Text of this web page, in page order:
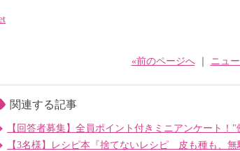
«前のページへ｜ ニュ
関連する記事
【回答者募集】全員ポイント付きミニアンケート！
【3名様】レシピ本『捨てないレシピ 皮も種も、